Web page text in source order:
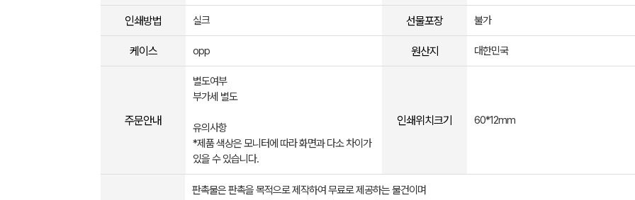
인쇄방법 실크 선물포장 불가
케이스 opp 원산지 대한민국
주문안내
별도여부
부가세 별도
유의사항
*제품 색상은 모니터에 따라 화면과 다소 차이가
있을 수 있습니다.
인쇄위치크기 60*12mm
판촉물은 판촉을 목적으로 제작하여 무료로 제공하는 물건이며